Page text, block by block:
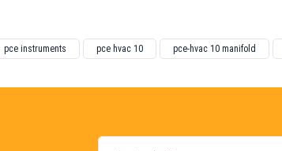
pce instruments pce hvac 10 pce-hvac 10 manifold